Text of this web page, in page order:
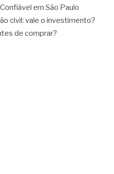
em São Paulo
civil: vale o investimento?
de comprar?